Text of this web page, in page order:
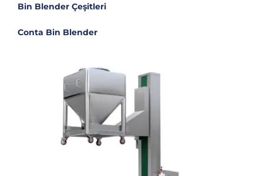
Bin Blender Çeşitleri
Conta Bin Blender